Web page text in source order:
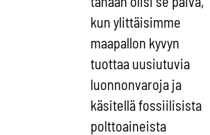
kun ylittäisimme
maapallon kyvyn
tuottaa uusiutuvia
luonnonvaroja ja
käsitellä fossiilisista
polttoaineista